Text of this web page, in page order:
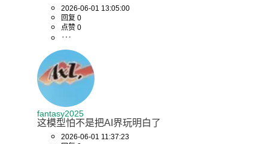
2026-06-01 13:05:00
回复 0
点赞 0
fantasy2025
这模型怕不是把AI界玩明白了
2026-06-01 11:37:23